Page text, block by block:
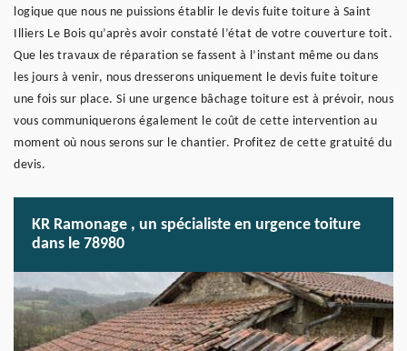
logique que nous ne puissions établir le devis fuite toiture à Saint
Illiers Le Bois qu’après avoir constaté l’état de votre couverture toit.
Que les travaux de réparation se fassent à l’instant même ou dans
les jours à venir, nous dresserons uniquement le devis fuite toiture
une fois sur place. Si une urgence bâchage toiture est à prévoir, nous
vous communiquerons également le coût de cette intervention au
moment où nous serons sur le chantier. Profitez de cette gratuité du
devis.
KR Ramonage , un spécialiste en urgence toiture
dans le 78980